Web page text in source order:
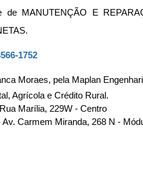
de MANUTENÇÃO E
1752
Moraes, pela Maplan
Agrícola e Crédito Rural.
Marília, 229W - Centro
Carmem Miranda, 268 N -